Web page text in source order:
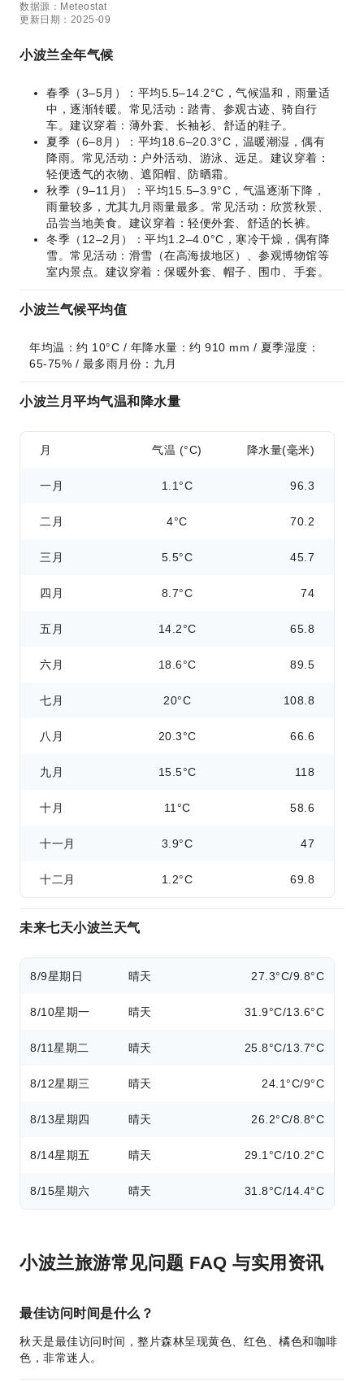
数据源：Meteostat
更新日期：2025-09
小波兰全年气候
春季（3–5月）：平均5.5–14.2°C，气候温和，雨量适
中，逐渐转暖。常见活动：踏青、参观古迹、骑自行
车。建议穿着：薄外套、长袖衫、舒适的鞋子。
夏季（6–8月）：平均18.6–20.3°C，温暖潮湿，偶有
降雨。常见活动：户外活动、游泳、远足。建议穿着：
轻便透气的衣物、遮阳帽、防晒霜。
秋季（9–11月）：平均15.5–3.9°C，气温逐渐下降，
雨量较多，尤其九月雨量最多。常见活动：欣赏秋景、
品尝当地美食。建议穿着：轻便外套、舒适的长裤。
冬季（12–2月）：平均1.2–4.0°C，寒冷干燥，偶有降
雪。常见活动：滑雪（在高海拔地区）、参观博物馆等
室内景点。建议穿着：保暖外套、帽子、围巾、手套。
小波兰气候平均值
年均温：约 10°C / 年降水量：约 910 mm / 夏季湿度：
65-75% / 最多雨月份：九月
小波兰月平均气温和降水量
月 气温 (°C) 降水量(毫米)
一月 1.1°C 96.3
二月 4°C 70.2
三月 5.5°C 45.7
四月 8.7°C 74
五月 14.2°C 65.8
六月 18.6°C 89.5
七月 20°C 108.8
八月 20.3°C 66.6
九月 15.5°C 118
十月 11°C 58.6
十一月 3.9°C 47
十二月 1.2°C 69.8
未来七天小波兰天气
8/9星期日 晴天 27.3°C/9.8°C
8/10星期一 晴天 31.9°C/13.6°C
8/11星期二 晴天 25.8°C/13.7°C
8/12星期三 晴天 24.1°C/9°C
8/13星期四 晴天 26.2°C/8.8°C
8/14星期五 晴天 29.1°C/10.2°C
8/15星期六 晴天 31.8°C/14.4°C
小波兰旅游常见问题 FAQ 与实用资讯
最佳访问时间是什么？
秋天是最佳访问时间，整片森林呈现黄色、红色、橘色和咖啡
色，非常迷人。